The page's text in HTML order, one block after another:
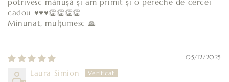
r
â
cadou ♥️♥️♥️👏👏👏👏
Minunat, mulțumesc 🙏
05/12/2025
Laura Simion